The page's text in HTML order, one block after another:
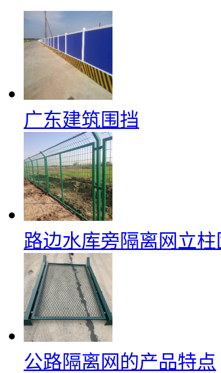
广东建筑围挡
路边水库旁隔离网立
公路隔离网的产品特点